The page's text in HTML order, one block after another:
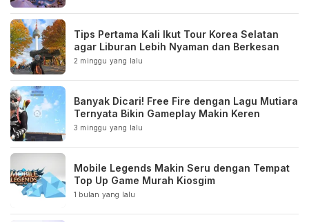
Tips Pertama Kali Ikut Tour Korea Selatan
agar Liburan Lebih Nyaman dan Berkesan
2 minggu yang lalu
Banyak Dicari! Free Fire dengan Lagu Mutiara
Ternyata Bikin Gameplay Makin Keren
3 minggu yang lalu
Mobile Legends Makin Seru dengan Tempat
Top Up Game Murah Kiosgim
1 bulan yang lalu